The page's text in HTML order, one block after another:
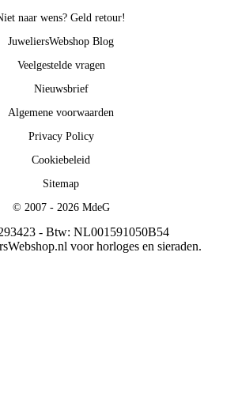
naar wens? Geld retour!
JuweliersWebshop Blog
Veelgestelde vragen
Nieuwsbrief
Algemene voorwaarden
Privacy Policy
Cookiebeleid
Sitemap
© 2007 - 2026 MdeG
- Btw: NL001591050B54
voor horloges en sieraden.